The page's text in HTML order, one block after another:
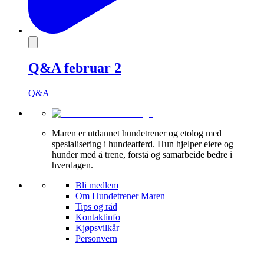
Q&A februar 2
Q&A
Maren er utdannet hundetrener og etolog med
spesialisering i hundeatferd. Hun hjelper eiere og
hunder med å trene, forstå og samarbeide bedre i
hverdagen.
Bli medlem
Om Hundetrener Maren
Tips og råd
Kontaktinfo
Kjøpsvilkår
Personvern